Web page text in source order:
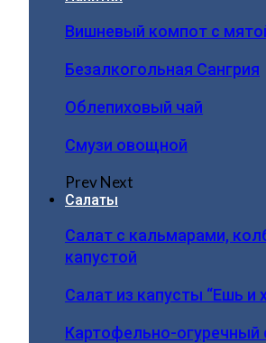
Вишневый компот с
Безалкогольная Сангрия
Облепиховый чай
Смузи овощной
PrevNext
Салаты
Салат с кальмарами,
капустой
Салат из капусты “Ешь и
Картофельно-огуречный